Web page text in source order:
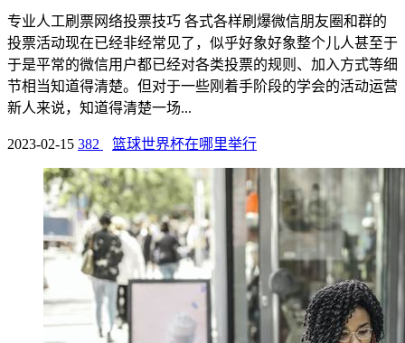
专业人工刷票网络投票技巧 各式各样刷爆微信朋友圈和群的
投票活动现在已经非经常见了，似乎好象好象整个儿人甚至于
于是平常的微信用户都已经对各类投票的规则、加入方式等细
节相当知道得清楚。但对于一些刚着手阶段的学会的活动运营
新人来说，知道得清楚一场...
2023-02-15 382 篮球世界杯在哪里举行